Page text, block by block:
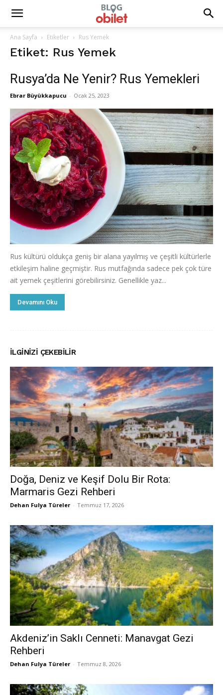
Ana Sayfa Etiketler Rus Yemek
Etiket: Rus Yemek
Rusya’da Ne Yenir? Rus Yemekleri
Ebrar Büyükkapucu - Ocak 25, 2023
Rus kültürü oldukça geniş bir alana yayılmış ve çeşitli kültürlerle
etkileşim haline geçmiştir. Rus mutfağında sadece pek çok türe
ait yemek çeşitlerini görebilirsiniz. Genellikle yaz...
Devamını Oku
İLGINIZI ÇEKEBILIR
Doğa, Deniz ve Keşif Dolu Bir Rota:
Marmaris Gezi Rehberi
Dehan Fulya Türeler - Temmuz 17, 2026
Akdeniz’in Saklı Cenneti: Manavgat Gezi
Rehberi
Dehan Fulya Türeler - Temmuz 8, 2026